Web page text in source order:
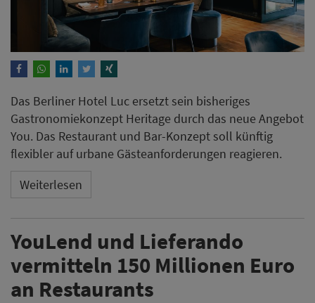
Das Berliner Hotel Luc ersetzt sein bisheriges
Gastronomiekonzept Heritage durch das neue Angebot
You. Das Restaurant und Bar-Konzept soll künftig
flexibler auf urbane Gästeanforderungen reagieren.
Weiterlesen
YouLend und Lieferando
vermitteln 150 Millionen Euro
an Restaurants